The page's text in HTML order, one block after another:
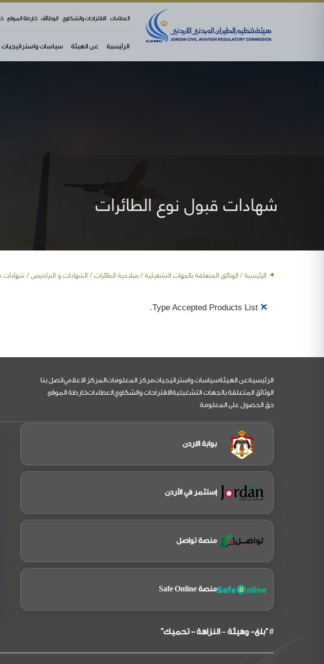
العطاءات الاقتراحات والشكاوي الوظائف خارطة الموقع
الرئيسية عن الهيئة سياسات واستراتيجيات
شهادات قبول نوع الطائرات
الرئيسية/ الوثائق المتعلقة بالجهات التشغيلية /صلاحية الطائرات/ الشهادات و التراخيص / شهادات
Type Accepted Products List.
التذييل
الرئيسيةعن الهيئةسياسات واستراتيجياتمركز المعلوماتالمركز الاعلامياتصل بنا
الوثائق المتعلقة بالجهات التشغيليةالاقتراحات والشكاويالعطاءاتخارطة الموقع
حق الحصول على المعلومة
بوابة الاردن
إستثمر في الأردن
منصة تواصل
منصة Safe Online
# "بلغ- وهيئة – النزاهة - تحميك"